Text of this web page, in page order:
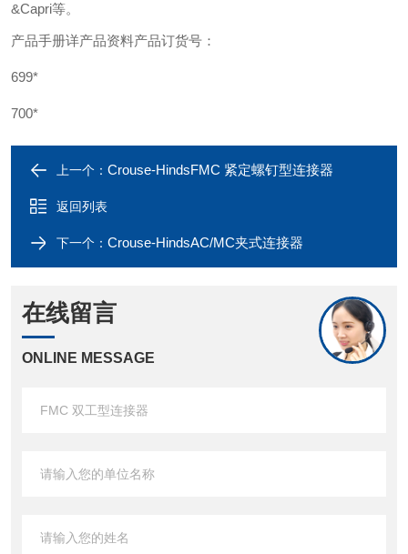
&Capri等。
产品手册详产品资料产品订货号：
699*
700*
上一个： Crouse-HindsFMC 紧定螺钉型连接器
返回列表
下一个： Crouse-HindsAC/MC夹式连接器
在线留言
ONLINE MESSAGE